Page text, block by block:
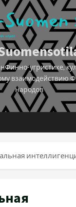
угристике,
взаимодействию
народов